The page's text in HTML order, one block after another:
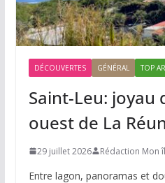
DÉCOUVERTES GÉNÉRAL TOP
Saint-Leu: joyau
ouest de La
29 juillet 2026 Rédaction Mon
Entre lagon, panoramas et